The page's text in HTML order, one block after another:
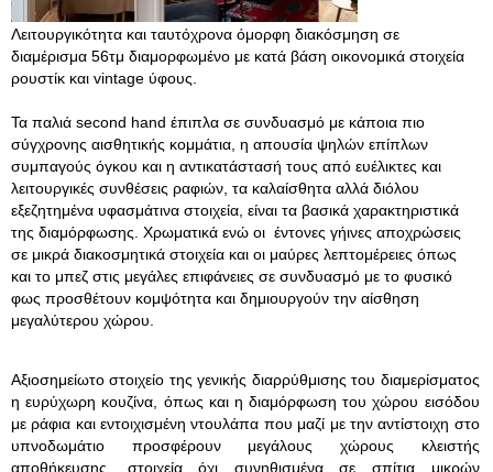
Λειτουργικότητα και ταυτόχρονα όμορφη διακόσμηση σε
διαμέρισμα 56τμ διαμορφωμένο με κατά βάση οικονομικά στοιχεία
ρουστίκ και vintage ύφους.
Τα παλιά second hand έπιπλα σε συνδυασμό με κάποια πιο
σύγχρονης αισθητικής κομμάτια, η απουσία ψηλών επίπλων
συμπαγούς όγκου και η αντικατάστασή τους από ευέλικτες και
λειτουργικές συνθέσεις ραφιών, τα καλαίσθητα αλλά διόλου
εξεζητημένα υφασμάτινα στοιχεία, είναι τα βασικά χαρακτηριστικά
της διαμόρφωσης. Χρωματικά ενώ οι έντονες γήινες αποχρώσεις
σε μικρά διακοσμητικά στοιχεία και οι μαύρες λεπτομέρειες όπως
και το μπεζ στις μεγάλες επιφάνειες σε συνδυασμό με το φυσικό
φως προσθέτουν κομψότητα και δημιουργούν την αίσθηση
μεγαλύτερου χώρου.
Αξιοσημείωτο στοιχείο της γενικής διαρρύθμισης του διαμερίσματος
η ευρύχωρη κουζίνα, όπως και η διαμόρφωση του χώρου εισόδου
με ράφια και εντοιχισμένη ντουλάπα που μαζί με την αντίστοιχη στο
υπνοδωμάτιο προσφέρουν μεγάλους χώρους κλειστής
αποθήκευσης, στοιχεία όχι συνηθισμένα σε σπίτια μικρών